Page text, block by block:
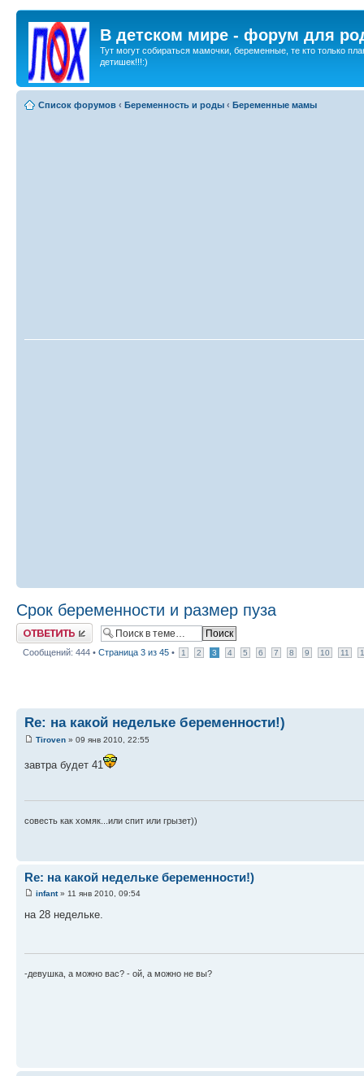
В детском мире - форум для
Тут могут собираться мамочки, беременные, те кто только
детишек!!!:)
Список форумов ‹ Беременность и роды ‹ Беременные мамы
Срок беременности и размер пуза
Ответить
Сообщений: 444 • Страница 3 из 45 • 1 2 3 4 5 6 7 8 9 10 11
Re: на какой недельке беременности!)
Tiroven » 09 янв 2010, 22:55
завтра будет 41
совесть как хомяк...или спит или грызет))
Re: на какой недельке беременности!)
infant» 11 янв 2010, 09:54
на 28 недельке.
-девушка, а можно вас? - ой, а можно не вы?